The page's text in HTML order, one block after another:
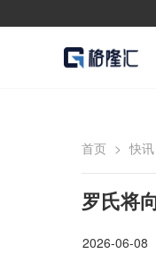
首页 > 快讯
罗氏将
2026-06-08